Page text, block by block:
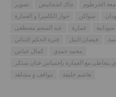
تصوير
جاك اشخانيص الخرطوم
حوار الكاميرا و العمارة
سواكن
عبد المنعم مصطفى
عمارة
فترة الحكم الثنائي
فيضان النيل
كمال عباس
محمد حمدي
يتعاطى مع العمارة بإحساس فنان مبتكر
مواقف و مشاهد
هاشم خليفة